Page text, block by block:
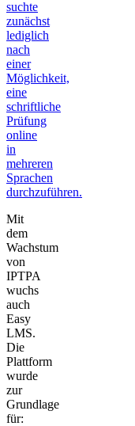
suchte
zunächst
lediglich
nach
einer
Möglichkeit,
eine
schriftliche
Prüfung
online
in
mehreren
Sprachen
durchzuführen.
Mit
dem
Wachstum
von
IPTPA
wuchs
auch
Easy
LMS.
Die
Plattform
wurde
zur
Grundlage
für: